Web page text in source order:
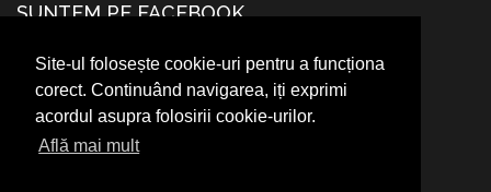
Site-ul folosește cookie-uri pentru a funcționa
corect. Continuând navigarea, iți exprimi
acordul asupra folosirii cookie-urilor.
Află mai mult
SUNTEM PE FACEBOOK